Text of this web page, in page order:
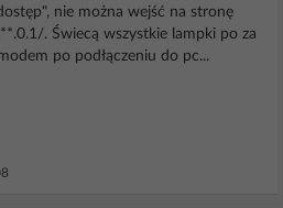
nie można wejść na stronę
. Świecą wszystkie lampki po za
po podłączeniu do pc...